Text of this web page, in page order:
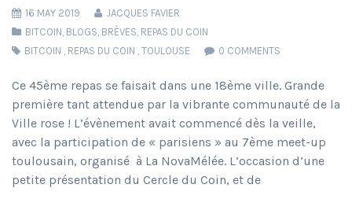
16 MAY 2019
JACQUES FAVIER
BITCOIN, BLOGS, BRÈVES, REPAS DU COIN
BITCOIN , REPAS DU COIN , TOULOUSE 0 COMMENTS
Ce 45ème repas se faisait dans une 18ème ville. Grande
première tant attendue par la vibrante communauté de la
Ville rose ! L’évènement avait commencé dès la veille,
avec la participation de « parisiens » au 7ème meet-up
toulousain, organisé à La NovaMélée. L’occasion d’une
petite présentation du Cercle du Coin, et de